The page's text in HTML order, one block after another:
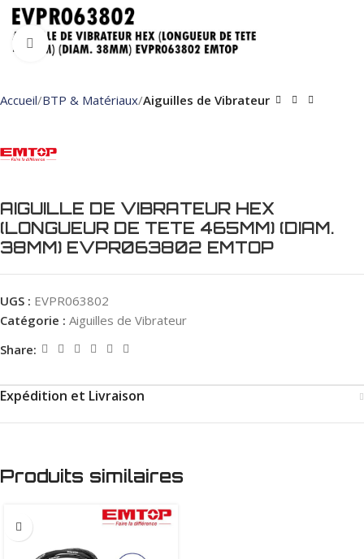
Click to enlarge
Accueil BTP & Matériaux Aiguilles de Vibrateur
AIGUILLE DE VIBRATEUR HEX
(LONGUEUR DE TETE 465MM) (DIAM.
38MM) EVPR063802 EMTOP
UGS : EVPR063802
Catégorie : Aiguilles de Vibrateur
Share:
Expédition et Livraison
Produits similaires